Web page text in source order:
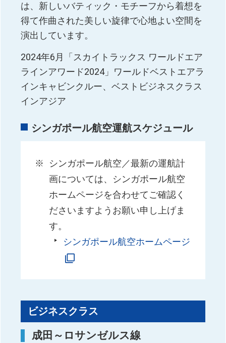
は、新しいバティック・モチーフから着想を
得て作曲された美しい旋律で心地よい空間を
演出しています。
2024年6月「スカイトラックス ワールドエア
ラインアワード2024」ワールドベストエアラ
インキャビンクルー、ベストビジネスクラス
インアジア
シンガポール航空運航スケジュール
シンガポール航空／最新の運航計
画については、シンガポール航空
ホームページを合わせてご確認く
ださいますようお願い申し上げま
す。
シンガポール航空ホームページ
ビジネスクラス
成田～ロサンゼルス線